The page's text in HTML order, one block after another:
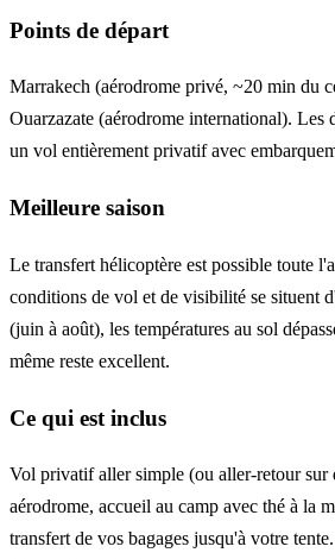
Points de départ
Marrakech (aérodrome privé, ~20 min du
Ouarzazate (aérodrome international). Les
un vol entièrement privatif avec
Meilleure saison
Le transfert hélicoptère est possible toute
conditions de vol et de visibilité se situent
(juin à août), les températures au sol
même reste excellent.
Ce qui est inclus
Vol privatif aller simple (ou aller-retour sur
aérodrome, accueil au camp avec thé à la
transfert de vos bagages jusqu'à votre